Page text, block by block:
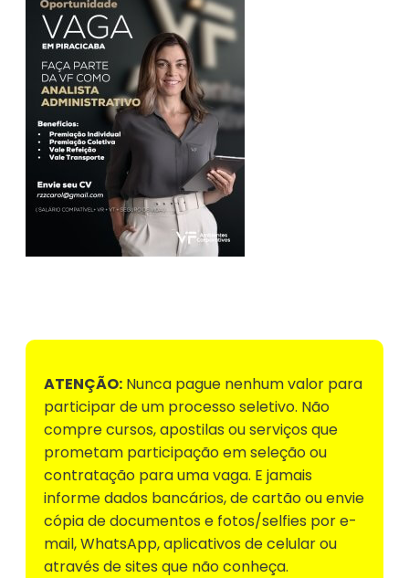
ATENÇÃO: Nunca pague nenhum valor para
participar de um processo seletivo. Não
compre cursos, apostilas ou serviços que
prometam participação em seleção ou
contratação para uma vaga. E jamais
informe dados bancários, de cartão ou envie
cópia de documentos e fotos/selfies por e-
mail, WhatsApp, aplicativos de celular ou
através de sites que não conheça.